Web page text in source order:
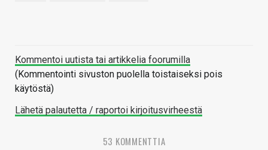
Kommentoi uutista tai artikkelia foorumilla
(Kommentointi sivuston puolella toistaiseksi pois
käytöstä)
Lähetä palautetta / raportoi kirjoitusvirheestä
53 KOMMENTTIA